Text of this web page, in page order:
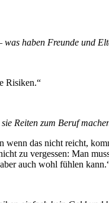
haben Freunde und
Risiken.“
Reiten zum Beruf
das nicht reicht,
zu vergessen: Man
auch wohl fühlen